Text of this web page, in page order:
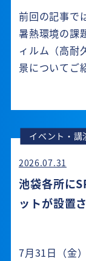
前回の記事で
暑熱環境の課
ィルム（高耐
景についてご
イベント・講
2026.07.31
池袋各所に
ットが設置
7月31日（金